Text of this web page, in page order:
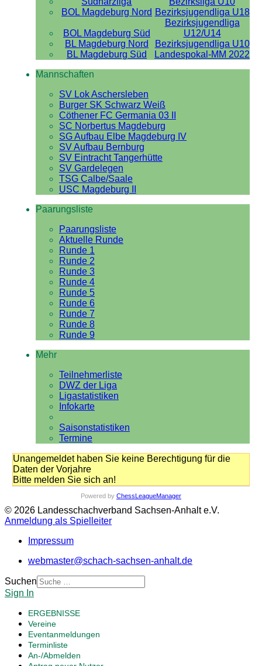
BOL Magdeburg Nord Bezirksjugendliga U18
BOL Magdeburg Süd
Bezirksjugendliga
U12/U14
BL Magdeburg Nord
Bezirksjugendliga U10
BL Magdeburg Süd
Landespokal-MM 2022
Mannschaften
SV Lok Aschersleben
Burger SK Schwarz Weiß
Cöthener FC Germania 03 II
SC Norbertus Magdeburg
SG Aufbau Elbe Magdeburg IV
SV Aufbau Bernburg
SV Eintracht Tangerhütte
SV Gardelegen
TSG Calbe/Saale
USC Magdeburg II
Paarungsliste
Paarungsliste
Aktuelle Runde
Runde 1
Runde 2
Runde 3
Runde 4
Runde 5
Runde 6
Runde 7
Runde 8
Runde 9
Mehr
Teilnehmerliste
DWZ der Liga
Ligastatistiken
Infokarte
Saisonstatistiken
Termine
Unangemeldet haben Sie keine Berechtigung für die
Daten der Vorjahre
Bitte melden Sie sich an!
Powered by ChessLeagueManager
© 2026 Landesschachverband Sachsen-Anhalt e.V.
Anmeldung als Spielleiter
Impressum
webmaster@schach-sachsen-anhalt.de
Suchen
Sign In
ERGEBNISSE
Vereine
Eventanmeldungen
Terminliste
An-/Abmelden